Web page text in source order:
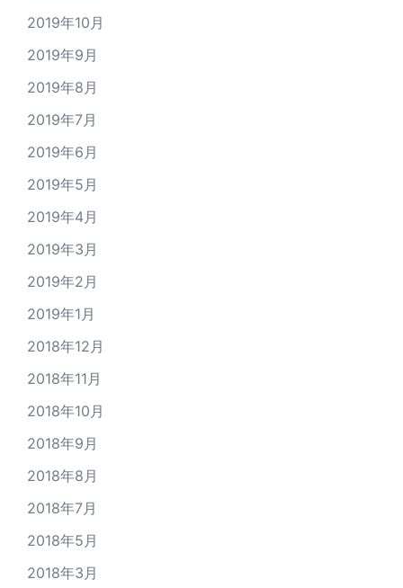
2019年10月
2019年9月
2019年8月
2019年7月
2019年6月
2019年5月
2019年4月
2019年3月
2019年2月
2019年1月
2018年12月
2018年11月
2018年10月
2018年9月
2018年8月
2018年7月
2018年5月
2018年3月